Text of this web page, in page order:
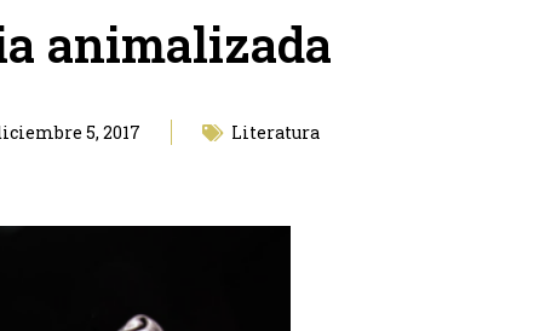
animalizada
5, 2017 Literatura